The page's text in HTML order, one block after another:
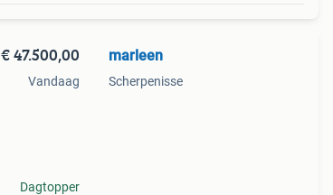
€ 47.500,00
Vandaag
Dagtopper
marleen
Scherpenisse